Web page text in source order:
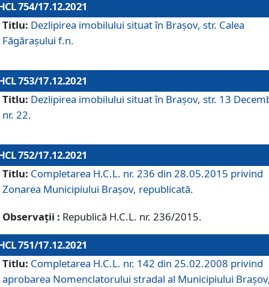
754/17.12.2021
Titlu: Dezlipirea imobilului situat în Brașov, str. Calea
Făgărașului f.n.
753/17.12.2021
Titlu: Dezlipirea imobilului situat în Brașov, str. 13
nr. 22.
752/17.12.2021
Titlu: Completarea H.C.L. nr. 236 din 28.05.2015 privind
Zonarea Municipiului Braşov, republicată.
Observații : Republică H.C.L. nr. 236/2015.
751/17.12.2021
Titlu: Completarea H.C.L. nr. 142 din 25.02.2008 privind
aprobarea Nomenclatorului stradal al Municipiului